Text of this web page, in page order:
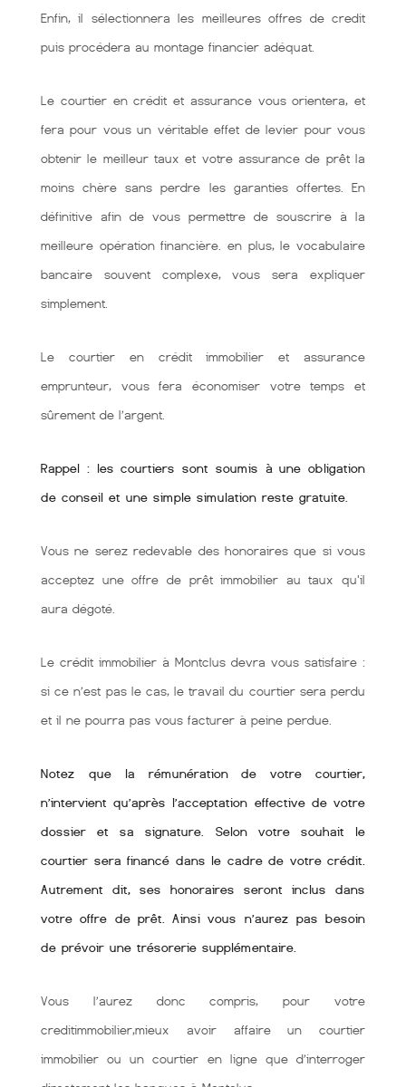
Enfin, il sélectionnera les meilleures offres de credit
puis procédera au montage financier adéquat.
Le courtier en crédit et assurance vous orientera, et
fera pour vous un véritable effet de levier pour vous
obtenir le meilleur taux et votre assurance de prêt la
moins chère sans perdre les garanties offertes. En
définitive afin de vous permettre de souscrire à la
meilleure opération financière. en plus, le vocabulaire
bancaire souvent complexe, vous sera expliquer
simplement.
Le courtier en crédit immobilier et assurance
emprunteur, vous fera économiser votre temps et
sûrement de l’argent.
Rappel : les courtiers sont soumis à une obligation
de conseil et une simple simulation reste gratuite.
Vous ne serez redevable des honoraires que si vous
acceptez une offre de prêt immobilier au taux qu'il
aura dégoté.
Le crédit immobilier à Montclus devra vous satisfaire :
si ce n’est pas le cas, le travail du courtier sera perdu
et il ne pourra pas vous facturer à peine perdue.
Notez que la rémunération de votre courtier,
n’intervient qu’après l’acceptation effective de votre
dossier et sa signature. Selon votre souhait le
courtier sera financé dans le cadre de votre crédit.
Autrement dit, ses honoraires seront inclus dans
votre offre de prêt. Ainsi vous n’aurez pas besoin
de prévoir une trésorerie supplémentaire.
Vous l’aurez donc compris, pour votre
creditimmobilier,mieux avoir affaire un courtier
immobilier ou un courtier en ligne que d’interroger